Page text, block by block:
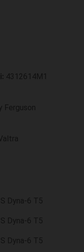
4312614M1
Ferguson
Dyna-6 T5
Dyna-6 T5
Dyna-6 T5